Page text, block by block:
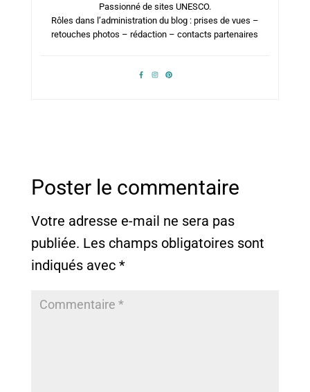
Passionné de sites UNESCO.
Rôles dans l’administration du blog : prises de vues –
retouches photos – rédaction – contacts partenaires
Poster le commentaire
Votre adresse e-mail ne sera pas
publiée. Les champs obligatoires sont
indiqués avec *